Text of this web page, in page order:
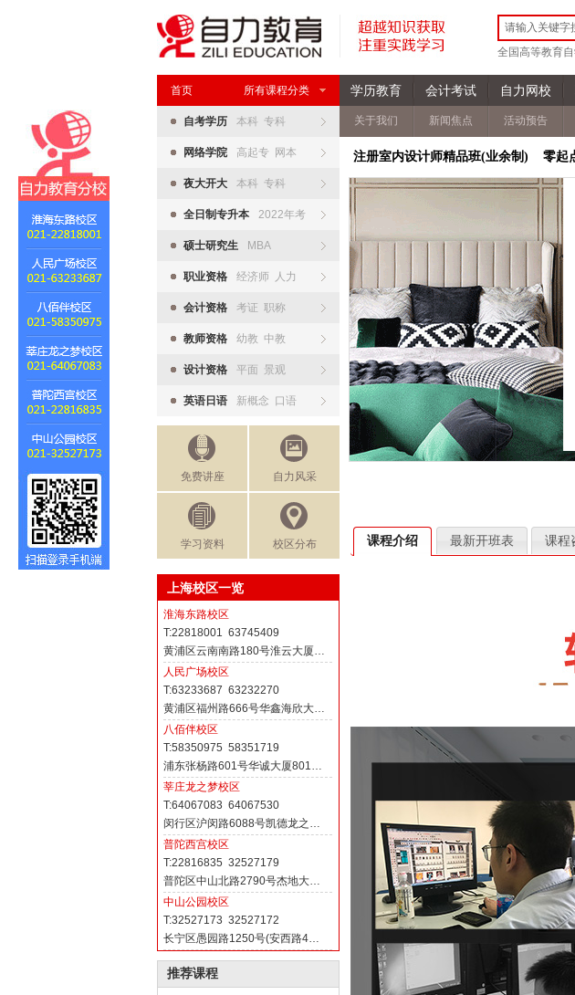
全国高等教育
首页 所有课程分类 学历教育 会计考试 自力网校
自考学历 本科 专科
网络学院 高起专 网本
夜大开大 本科 专科
全日制专升本 2022年考
硕士研究生 MBA
职业资格 经济师 人力
会计资格 考证 职称
教师资格 幼教 中教
设计资格 平面 景观
英语日语 新概念 口语
免费讲座 自力风采
学习资料 校区分布
上海校区一览
淮海东路校区
T:22818001 63745409
黄浦区云南南路180号淮云大厦…
人民广场校区
T:63233687 63232270
黄浦区福州路666号华鑫海欣大…
八佰伴校区
T:58350975 58351719
浦东张杨路601号华诚大厦801…
莘庄龙之梦校区
T:64067083 64067530
闵行区沪闵路6088号凯德龙之…
普陀西宫校区
T:22816835 32527179
普陀区中山北路2790号杰地大…
中山公园校区
T:32527173 32527172
长宁区愚园路1250号(安西路4…
推荐课程
关于我们 新闻焦点 活动预告
注册室内设计师精品班(业余制) 零起
课程介绍 最新开班表 课程